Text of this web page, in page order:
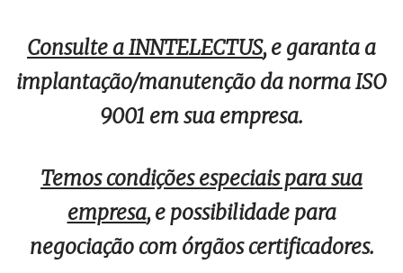
Consulte a INNTELECTUS, e garanta a
implantação/manutenção da norma ISO
9001 em sua empresa.
Temos condições especiais para sua
empresa, e possibilidade para
negociação com órgãos certificadores.